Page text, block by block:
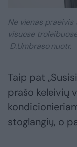
Ne vienas praeivis
visuose
D.Umbraso nuotr.
Taip pat
prašo keleivių
stoglangių, o